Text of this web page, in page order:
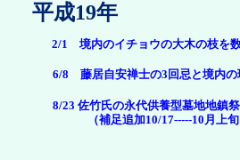
平成19年
2/1 境内のイチョウの大木の枝を
6/8 藤居自安禅士の3回忌と境内の
8/23 佐竹氏の永代供養型墓地地鎮
（補足追加10/17-----10月上旬